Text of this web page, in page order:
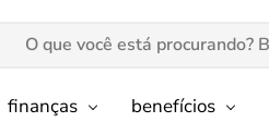
finanças benefícios